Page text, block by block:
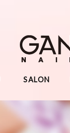
SALON